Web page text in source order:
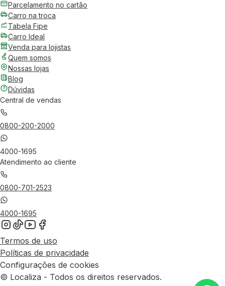
Parcelamento no cartão
Carro na troca
Tabela Fipe
Carro Ideal
Venda para lojistas
Quem somos
Nossas lojas
Blog
Dúvidas
Central de vendas
0800-200-2000
4000-1695
Atendimento ao cliente
0800-701-2523
4000-1695
Termos de uso
Políticas de privacidade
Configurações de cookies
© Localiza - Todos os direitos reservados.